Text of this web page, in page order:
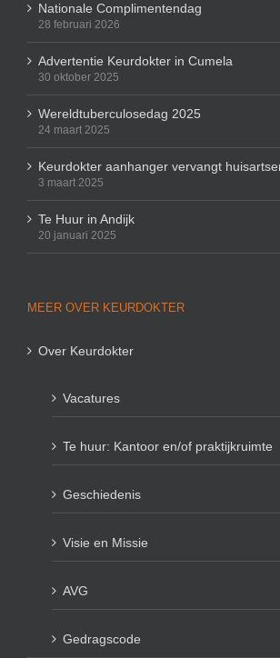
Nationale Complimentendag
28 februari 2026
Advertentie Keurdokter in Cumela
30 oktober 2025
Wereldtuberculosedag 2025
24 maart 2025
Keurdokter aanhanger vervangt
3 maart 2025
Te Huur in Andijk
20 januari 2025
MEER OVER KEURDOKTER
Over Keurdokter
Vacatures
Te huur: Kantoor en/of praktijkruimte
Geschiedenis
Visie en Missie
AVG
Gedragscode